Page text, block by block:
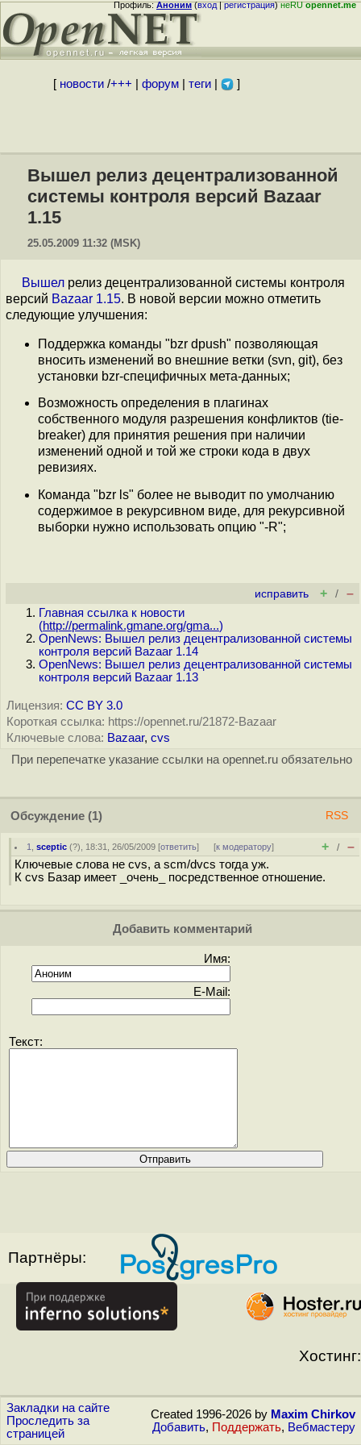
Профиль:Аноним(вход|регистрация)неRUopennet.me
[ новости/+++ форум| теги| ]
Вышел релиз децентрализованной
системы контроля версий Bazaar
1.15
25.05.2009 11:32 (MSK)
Вышел релиз децентрализованной системы контроля
версий Bazaar 1.15. В новой версии можно отметить
следующие улучшения:
Поддержка команды "bzr dpush" позволяющая
вносить изменений во внешние ветки (svn, git), без
установки bzr-специфичных мета-данных;
Возможность определения в плагинах
собственного модуля разрешения конфликтов (tie-
breaker) для принятия решения при наличии
изменений одной и той же строки кода в двух
ревизиях.
Команда "bzr ls" более не выводит по умолчанию
содержимое в рекурсивном виде, для рекурсивной
выборки нужно использовать опцию "-R";
исправить + / –
Главная ссылка к новости
(http://permalink.gmane.org/gma...)
OpenNews: Вышел релиз децентрализованной системы
контроля версий Bazaar 1.14
OpenNews: Вышел релиз децентрализованной системы
контроля версий Bazaar 1.13
Лицензия: CC BY 3.0
Короткая ссылка: https://opennet.ru/21872-Bazaar
Ключевые слова: Bazaar, cvs
При перепечатке указание ссылки на opennet.ru обязательно
Обсуждение (1) RSS
1 ,sceptic (?), 18:31, 26/05/2009 [ответить] [к модератору] + / –
Ключевые слова не cvs, а scm/dvcs тогда уж.
К cvs Базар имеет _очень_ посредственное отношение.
Добавить комментарий
Имя:
E-Mail:
Текст:
Партнёры:
Хостинг:
Закладки на сайте
Проследить за
страницей
Created 1996-2026 by Maxim Chirkov
Добавить, Поддержать, Вебмастеру